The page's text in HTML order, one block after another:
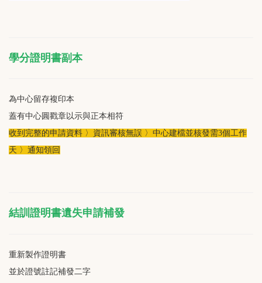
學分證明書副本
為中心留存複印本
蓋有中心圓戳章以示與正本相符
收到完整的申請資料 〉資訊審核無誤 〉中心建檔並核發需3個工作
天 〉通知領回
結訓證明書遺失申請補發
重新製作證明書
並於證號註記補發二字